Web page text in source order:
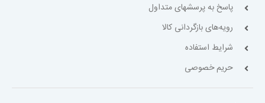
پاسخ به پرسشهای متداول
رویه‌های بازگردانی کالا
شرایط استفاده
حریم خصوصی